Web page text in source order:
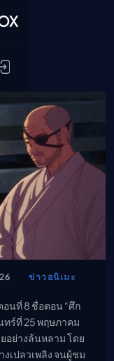
Builder
Collection
Library
Share
SERVICE
ไลน์
ายการทีวี
งออกอากาศอนิ
(คืนนี้)
งออกอากาศอนิ
ข่าวอนิเมะ
อนที่ 8 ชื่อตอน “ศึก
ทร์ที่ 25 พฤษภาคม
อย่างล้นหลาม โดย
เปลวเพลิง จนผู้ชม